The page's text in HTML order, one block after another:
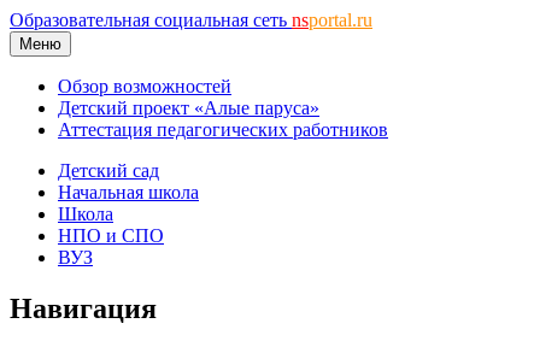
Образовательная социальная сеть nsportal.ru
Меню
Обзор возможностей
Детский проект «Алые паруса»
Аттестация педагогических работников
Детский сад
Начальная школа
Школа
НПО и СПО
ВУЗ
Навигация